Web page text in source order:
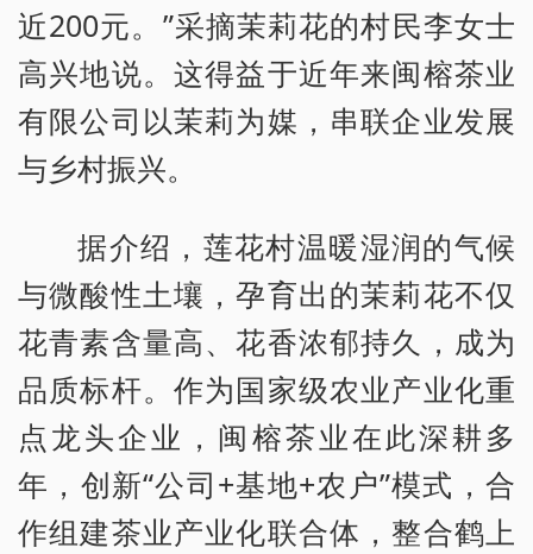
近200元。”采摘茉莉花的村民李女士
高兴地说。这得益于近年来闽榕茶业
有限公司以茉莉为媒，串联企业发展
与乡村振兴。
据介绍，莲花村温暖湿润的气候
与微酸性土壤，孕育出的茉莉花不仅
花青素含量高、花香浓郁持久，成为
品质标杆。作为国家级农业产业化重
点龙头企业，闽榕茶业在此深耕多
年，创新“公司+基地+农户”模式，合
作组建茶业产业化联合体，整合鹤上